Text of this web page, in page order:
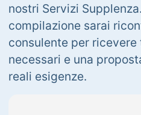
nostri Servizi
compilazione sarai
consulente per
necessari e una
reali esigenze.